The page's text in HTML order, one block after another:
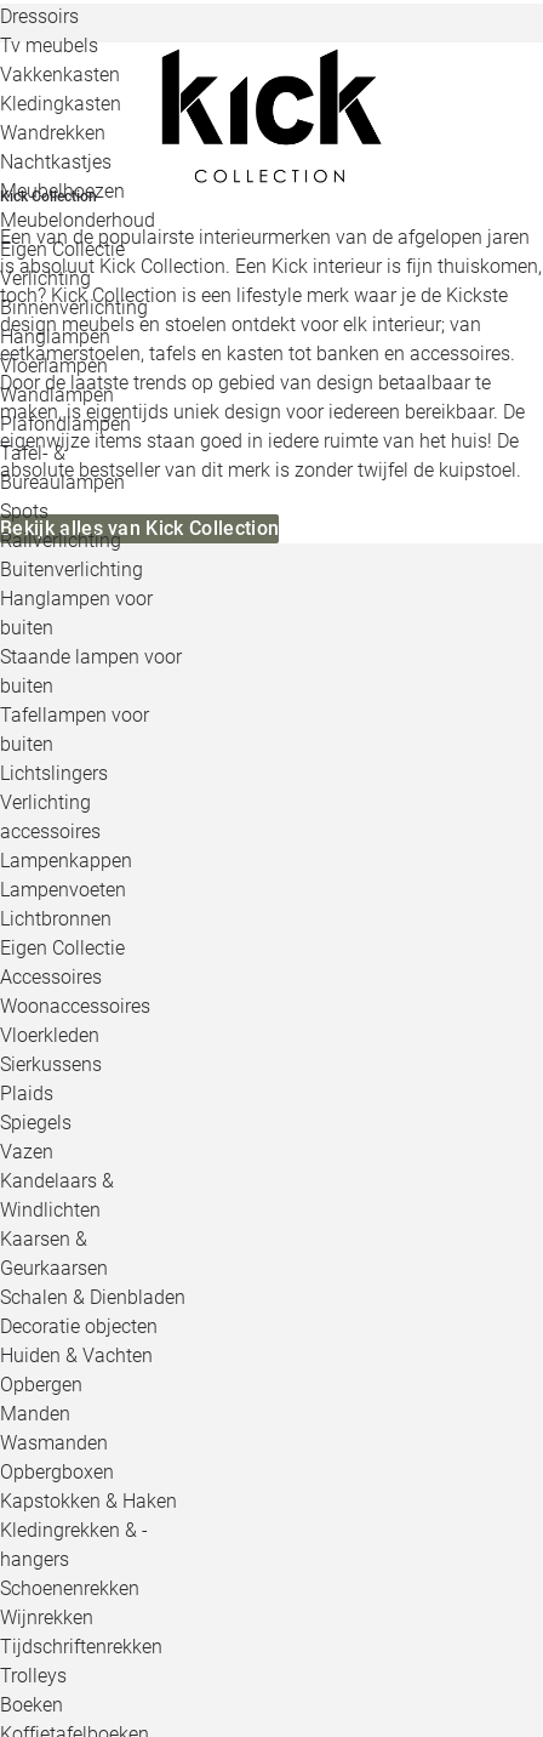
Dressoirs
Tv meubels
Vakkenkasten
Kledingkasten
Wandrekken
Nachtkastjes
Meubelhoezen
Meubelonderhoud
Eigen Collectie
Verlichting
Binnenverlichting
Hanglampen
Vloerlampen
Wandlampen
Plafondlampen
Tafel- &
Bureaulampen
Spots
Railverlichting
Buitenverlichting
Hanglampen voor
buiten
Staande lampen voor
buiten
Tafellampen voor
buiten
Lichtslingers
Verlichting
accessoires
Lampenkappen
Lampenvoeten
Lichtbronnen
Eigen Collectie
Accessoires
Woonaccessoires
Vloerkleden
Sierkussens
Plaids
Spiegels
Vazen
Kandelaars &
Windlichten
Kaarsen &
Geurkaarsen
Schalen & Dienbladen
Decoratie objecten
Huiden & Vachten
Opbergen
Manden
Wasmanden
Opbergboxen
Kapstokken & Haken
Kledingrekken & -
hangers
Schoenenrekken
Wijnrekken
Tijdschriftenrekken
Trolleys
Boeken
Kick Collection
Een van de populairste interieurmerken van de afgelopen jaren
is absoluut Kick Collection. Een Kick interieur is fijn thuiskomen,
toch? Kick Collection is een lifestyle merk waar je de Kickste
design meubels en stoelen ontdekt voor elk interieur; van
eetkamerstoelen, tafels en kasten tot banken en accessoires.
Door de laatste trends op gebied van design betaalbaar te
maken, is eigentijds uniek design voor iedereen bereikbaar. De
eigenwijze items staan goed in iedere ruimte van het huis! De
absolute bestseller van dit merk is zonder twijfel de kuipstoel.
Bekijk alles van Kick Collection